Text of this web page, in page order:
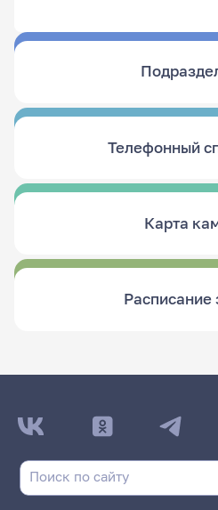
Телефонный
Карта
Расписание